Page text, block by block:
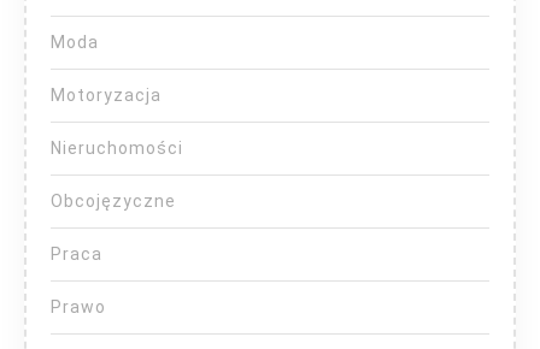
Moda
Motoryzacja
Nieruchomości
Obcojęzyczne
Praca
Prawo